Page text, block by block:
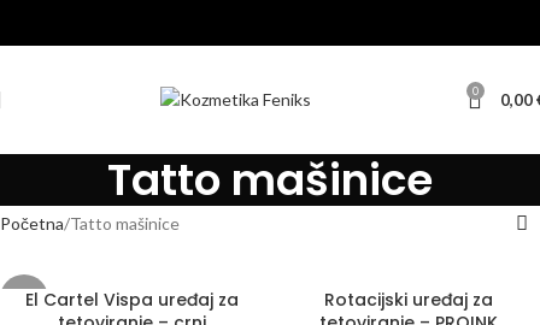
0 0,00
Tatto mašinice
Početna Tatto mašinice
-20%El Cartel Vispa uređaj za
Rotacijski uređaj za